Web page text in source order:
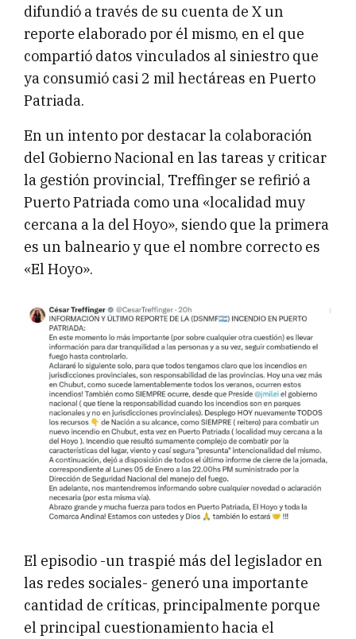
difundió a través de su cuenta de X un
reporte elaborado por él mismo, en el que
compartió datos vinculados al siniestro que
ya consumió casi 2 mil hectáreas en Puerto
Patriada.
En un intento por destacar la colaboración
del Gobierno Nacional en las tareas y criticar
la gestión provincial, Treffinger se refirió a
Puerto Patriada como una «localidad muy
cercana a la del Hoyo», siendo que la primera
es un balneario y que el nombre correcto es
«El Hoyo».
El episodio -un traspié más del legislador en
las redes sociales- generó una importante
cantidad de críticas, principalmente porque
el principal cuestionamiento hacia el